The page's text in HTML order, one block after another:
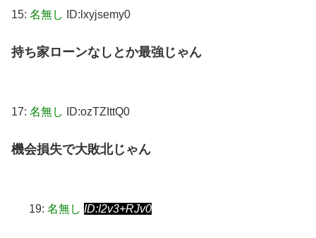
15: 名無し ID:lxyjsemy0
持ち家ローンなしとか最強じゃん
17: 名無し ID:ozTZIttQ0
機会損失で大敗北じゃん
19: 名無し ID:I2v3+RJv0